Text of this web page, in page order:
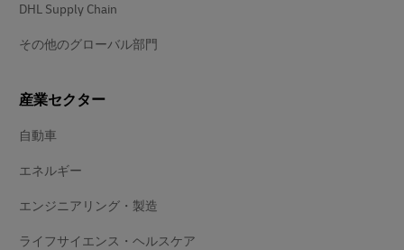
DHL Supply Chain
その他のグローバル部門
産業セクター
自動車
エネルギー
エンジニアリング・製造
ライフサイエンス・ヘルスケア